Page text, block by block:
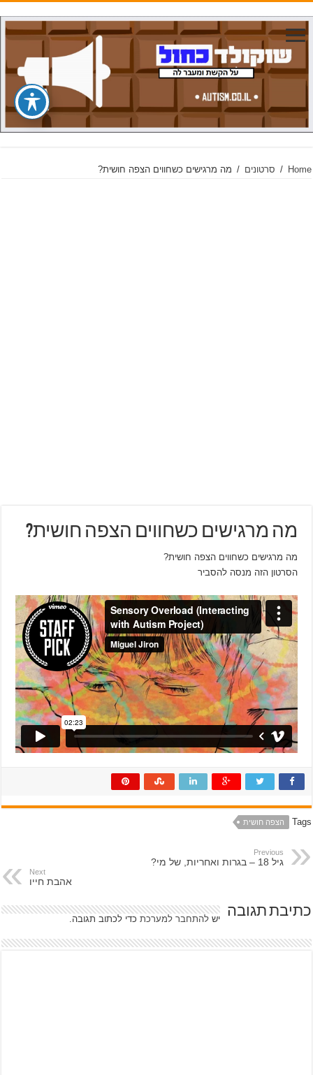
Home
/ סרטונים / מה מרגישים כשחווים הצפה חושית?
מה מרגישים כשחווים הצפה חושית?
מה מרגישים כשחווים הצפה חושית?
הסרטון הזה מנסה להסביר
Tags הצפה חושית
Previous
גיל 18 – בגרות ואחריות, של מי?
Next
אהבת חייו
כתיבת תגובה ישלהתחבר למערכת כדי לכתוב תגובה.